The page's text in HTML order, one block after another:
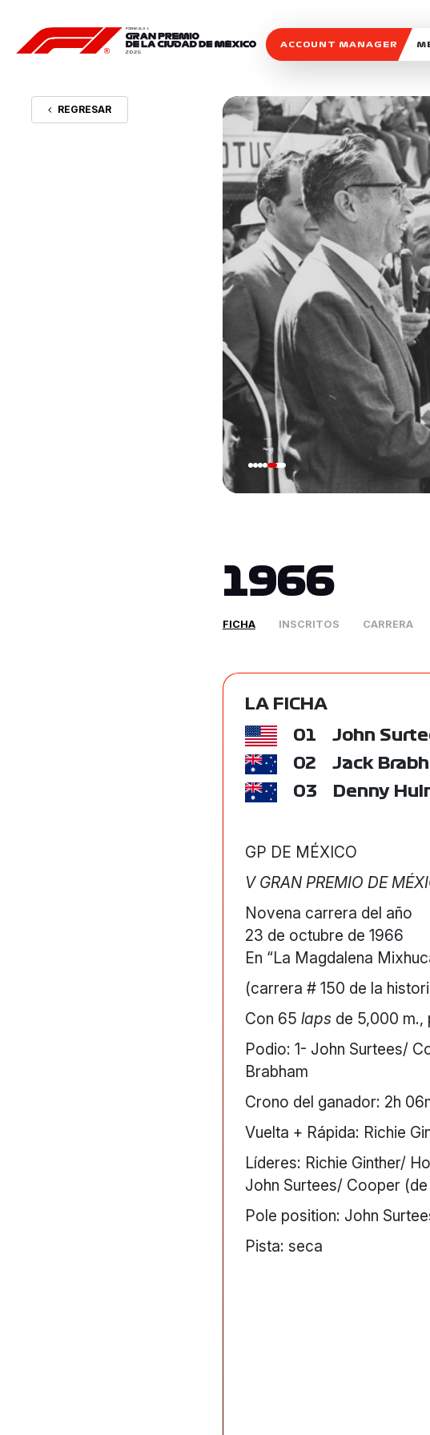
ACCOUNT MANAGER
REGRESAR
1966
FICHA INSCRITOS CARRERA
LA FICHA
01
John
02
Jack
03
Denny
GP DE MÉXICO
V GRAN PREMIO DE
Novena carrera del año
23 de octubre de 1966
En “La Magdalena
(carrera # 150 de la
Con 65 laps de 5,000 m.,
Podio: 1- John Surtees/
Brabham
Crono del ganador: 2h
Vuelta + Rápida: Richie
Líderes: Richie Ginther/
John Surtees/ Cooper
Pole position: John
Pista: seca